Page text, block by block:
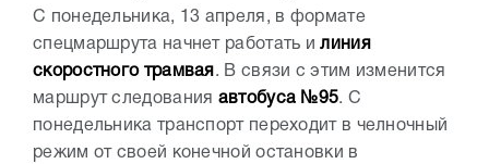
С понедельника, 13 апреля, в формате
спецмаршрута начнет работать илиния
скоростного трамвая . В связи с этим изменится
маршрут следования автобуса №95. С
понедельника транспорт переходит в челночный
режим от своей конечной остановки в